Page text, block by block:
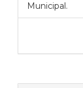
Municipal.